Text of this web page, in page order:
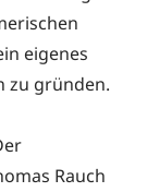
eigenes
zu gründen.
Rauch